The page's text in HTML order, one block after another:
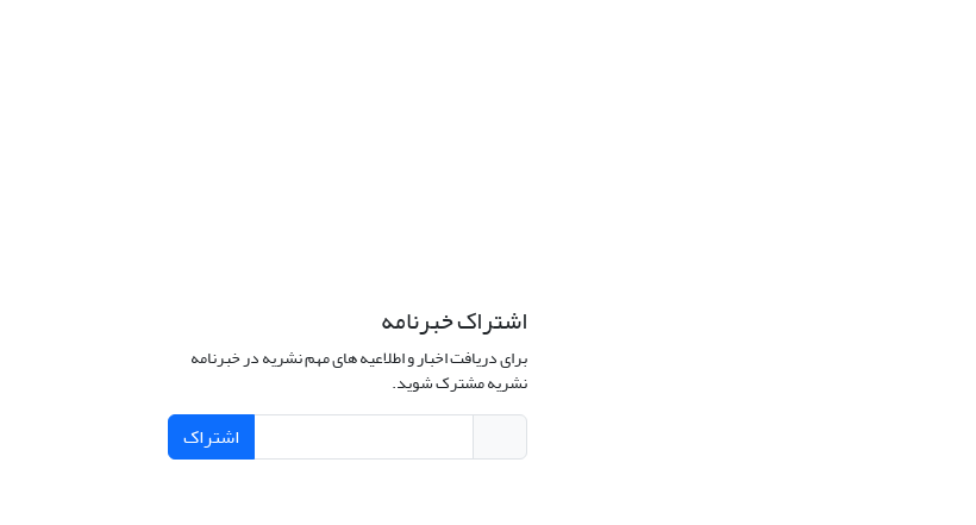
اشتراک خبرنامه
برای دریافت اخبار و اطلاعیه های مهم نشریه در خبرنامه
نشریه مشترک شوید.
اشتراک